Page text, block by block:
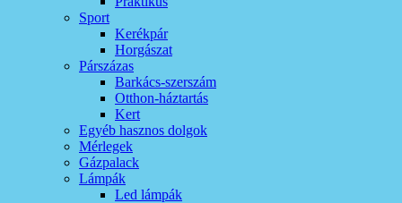
Sport
Kerékpár
Horgászat
Párszázas
Barkács-szerszám
Otthon-háztartás
Kert
Egyéb hasznos dolgok
Mérlegek
Gázpalack
Lámpák
Led lámpák